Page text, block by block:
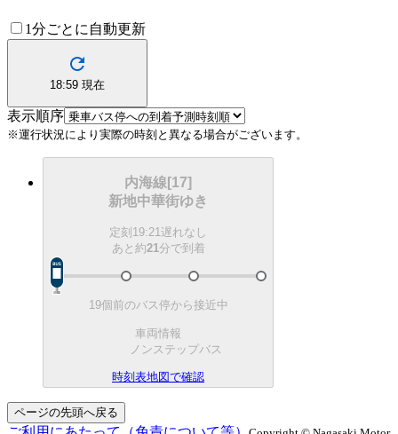
1分ごとに自動更新
18:59 現在
表示順序
※運行状況により実際の時刻と異なる場合がございます。
内海線[17]
新地中華街ゆき
定刻 19:21遅れなし
あと約21分で到着
19個前のバス停から接近中
車両情報
ノンステップバス
時刻表地図で確認
ページの先頭へ戻る